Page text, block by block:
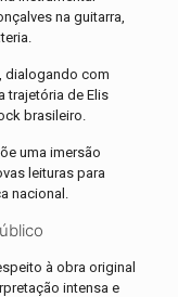
na guitarra,
dialogando com
trajetória de Elis
brasileiro.
uma imersão
leituras para
nacional.
à obra original
intensa e